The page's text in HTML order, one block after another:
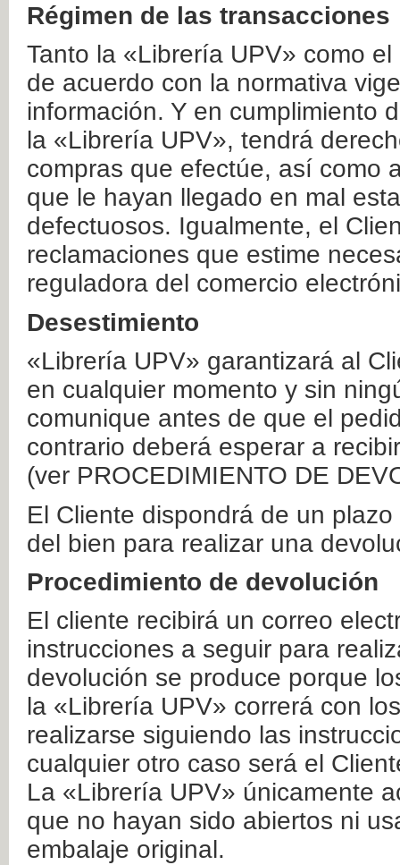
Régimen de las transacciones
Tanto la «Librería UPV» como
de acuerdo con la normativa
información. Y en cumplimiento
la «Librería UPV», tendrá
compras que efectúe, así como
que le hayan llegado en mal
defectuosos. Igualmente, el
reclamaciones que estime
reguladora del comercio
Desestimiento
«Librería UPV» garantizará al
en cualquier momento y sin
comunique antes de que el
contrario deberá esperar a
(ver PROCEDIMIENTO DE
El Cliente dispondrá de un
del bien para realizar una
Procedimiento de devolución
El cliente recibirá un correo
instrucciones a seguir para
devolución se produce porque
la «Librería UPV» correrá con
realizarse siguiendo las
cualquier otro caso será el
La «Librería UPV» únicamente
que no hayan sido abiertos ni
embalaje original.